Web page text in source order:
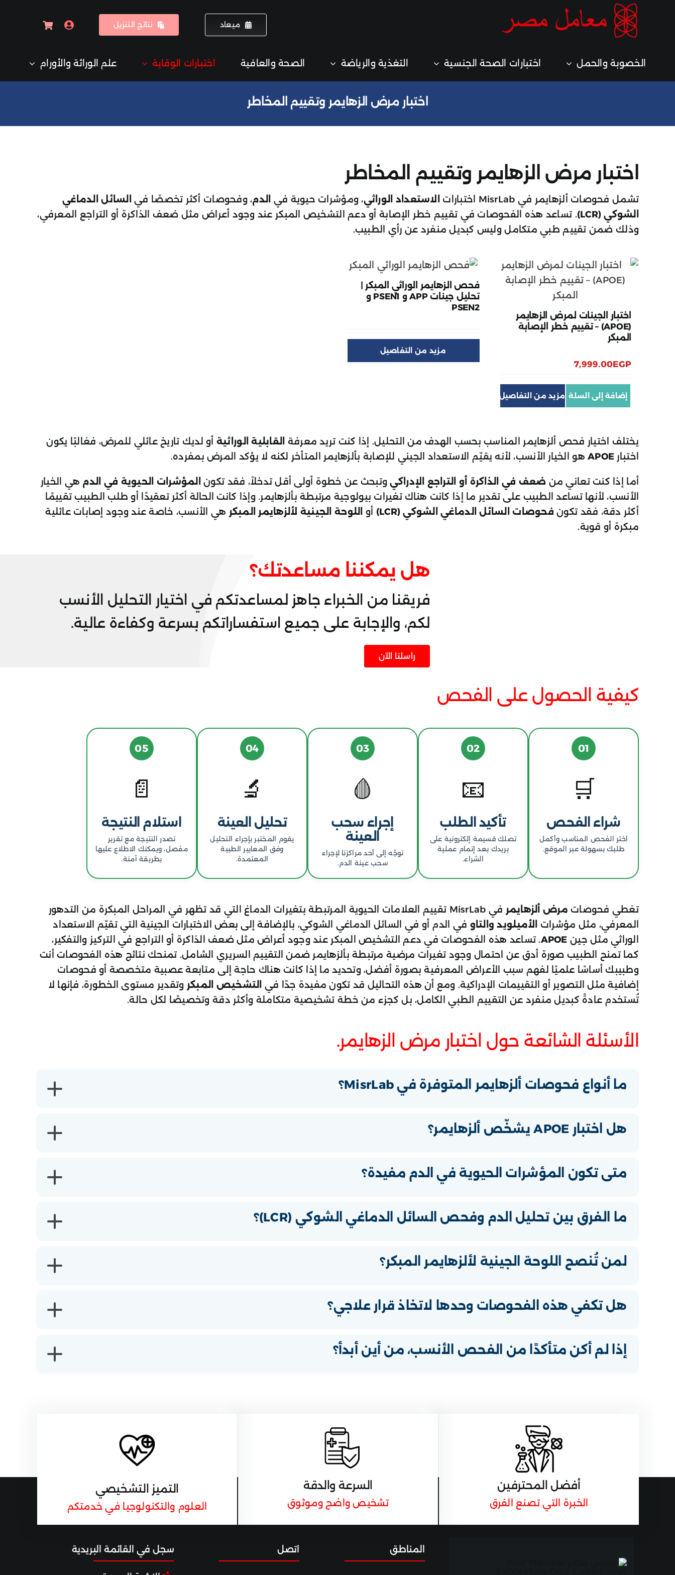
ميعاد نتائج التنزيل
الخصوبة والحمل اختبارات الصحة الجنسية التغذية والرياضة الصحة والعافية اختبارات الوقاية علم الوراثة والأورام
اختبار مرض الزهايمر وتقييم المخاطر
اختبار مرض الزهايمر وتقييم المخاطر
تشمل فحوصات ألزهايمر في MisrLab اختبارات الاستعداد الوراثي، ومؤشرات حيوية في الدم، وفحوصات أكثر تخصصًا في
السائل الدماغي
الشوكي (LCR)
. تساعد هذه الفحوصات في تقييم خطر الإصابة أو دعم التشخيص المبكر عند وجود أعراض مثل ضعف الذاكرة أو التراجع المعرفي،
وذلك ضمن تقييم طبي متكامل وليس كبديل منفرد عن رأي الطبيب.
اختبار الجينات لمرض الزهايمر
(APOE) – تقييم خطر الإصابة
المبكر
7,999.00EGP
إضافة إلى السلة
فحص الزهايمر الوراثي المبكر |
تحليل جينات APP و PSEN1 و
PSEN2
يختلف اختيار فحص ألزهايمر المناسب بحسب الهدف من التحليل. إذا كنت تريد معرفة القابلية الوراثية أو لديك تاريخ عائلي للمرض، فغالبًا يكون
اختبار APOEهو الخيار الأنسب، لأنه يقيّم الاستعداد الجيني للإصابة بألزهايمر المتأخر لكنه لا يؤكد المرض بمفرده.
أما إذا كنت تعاني من ضعف في الذاكرة أو التراجع الإدراكيوتبحث عن خطوة أولى أقل تدخلاً، فقد تكون المؤشرات الحيوية في الدم هي الخيار
الأنسب، لأنها تساعد الطبيب على تقدير ما إذا كانت هناك تغيرات بيولوجية مرتبطة بألزهايمر. وإذا كانت الحالة أكثر تعقيدًا أو طلب الطبيب تقييمًا
أكثر دقة، فقد تكون فحوصات السائل الدماغي الشوكي (LCR) أو اللوحة الجينية لألزهايمر المبكر هي الأنسب، خاصة عند وجود إصابات عائلية
مبكرة أو قوية.
هل يمكننا مساعدتك؟
فريقنا من الخبراء جاهز لمساعدتكم في اختيار التحليل الأنسب
لكم، والإجابة على جميع استفساراتكم بسرعة وكفاءة عالية.
راسلنا الآن
كيفية الحصول على الفحص
01
🛒
شراء الفحص
اختر الفحص المناسب وأكمل
طلبك بسهولة عبر الموقع.
02
📧
تأكيد الطلب
تصلك قسيمة إلكترونية على
بريدك بعد إتمام عملية
الشراء.
03
🩸
إجراء سحب
العينة
توجّه إلى أحد مراكزنا لإجراء
سحب عينة الدم.
04
🔬
تحليل العينة
يقوم المختبر بإجراء التحليل
وفق المعايير الطبية
المعتمدة.
05
📄
استلام النتيجة
تصدر النتيجة مع تقرير
مفصل، ويمكنك الاطلاع عليها
بطريقة آمنة.
تغطي فحوصات مرض ألزهايمر
في MisrLab تقييم العلامات الحيوية المرتبطة بتغيرات الدماغ التي قد تظهر في المراحل المبكرة من التدهور
المعرفي، مثل مؤشرات الأميلويد والتاو في الدم أو في السائل الدماغي الشوكي، بالإضافة إلى بعض الاختبارات الجينية التي تقيّم الاستعداد
الوراثي مثل جين APOE. تساعد هذه الفحوصات في دعم التشخيص المبكر عند وجود أعراض مثل ضعف الذاكرة أو التراجع في التركيز والتفكير،
كما تمنح الطبيب صورة أدق عن احتمال وجود تغيرات مرضية مرتبطة بألزهايمر ضمن التقييم السريري الشامل. تمنحك نتائج هذه الفحوصات أنت
وطبيبك أساسًا علميًا لفهم سبب الأعراض المعرفية بصورة أفضل، وتحديد ما إذا كانت هناك حاجة إلى متابعة عصبية متخصصة أو فحوصات
إضافية مثل التصوير أو التقييمات الإدراكية. ومع أن هذه التحاليل قد تكون مفيدة جدًا في
التشخيص المبكر وتقدير مستوى الخطورة، فإنها لا
تُستخدم عادةً كبديل منفرد عن التقييم الطبي الكامل، بل كجزء من خطة تشخيصية متكاملة وأكثر دقة وتخصيصًا لكل حالة.
الأسئلة الشائعة حول اختبار مرض الزهايمر.
ما أنواع فحوصات ألزهايمر المتوفرة في MisrLab؟
هل اختبار APOE يشخّص ألزهايمر؟
متى تكون المؤشرات الحيوية في الدم مفيدة؟
ما الفرق بين تحليل الدم وفحص السائل الدماغي الشوكي (LCR)؟
لمن تُنصح اللوحة الجينية لألزهايمر المبكر؟
هل تكفي هذه الفحوصات وحدها لاتخاذ قرار علاجي؟
إذا لم أكن متأكدًا من الفحص الأنسب، من أين أبدأ؟
أفضل المحترفين
الخبرة التي تصنع الفرق
السرعة والدقة
تشخيص واضح وموثوق
التميز التشخيصي
العلوم والتكنولوجيا في خدمتكم
المناطق اتصل سجل في القائمة البريدية